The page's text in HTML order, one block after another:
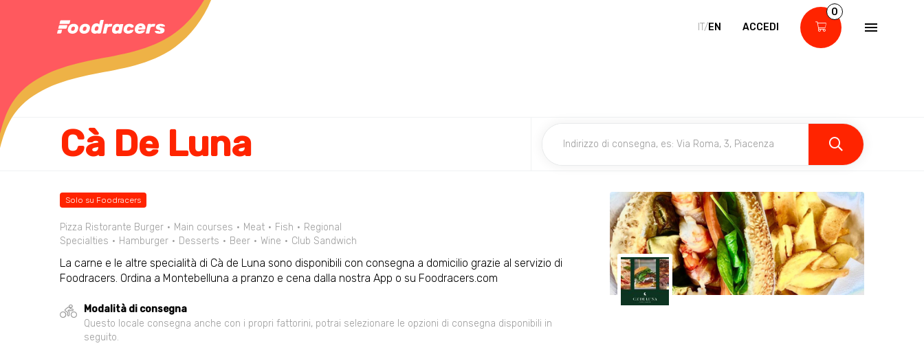
IT/EN ACCEDI
0
Cà De Luna
Solo su Foodracers
Pizza Ristorante Burger Main courses Meat Fish
Regional
Specialties
Hamburger Desserts Beer Wine Club Sandwich
La carne e le altre specialità di Cà de Luna sono disponibili con consegna a domicilio grazie al servizio di
Foodracers. Ordina a Montebelluna a pranzo e cena dalla nostra App o su Foodracers.com
Modalità di consegna
Questo locale consegna anche con i propri fattorini, potrai selezionare le opzioni di consegna disponibili in
seguito.